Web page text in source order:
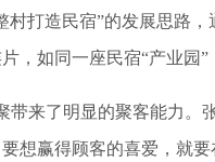
打造民宿”的发展思路，
，如同一座民宿“产业园
来了明显的聚客能力。
想赢得顾客的喜爱，就